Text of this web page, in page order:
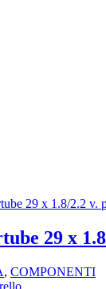
(119)
29 x
, COMPONENTI